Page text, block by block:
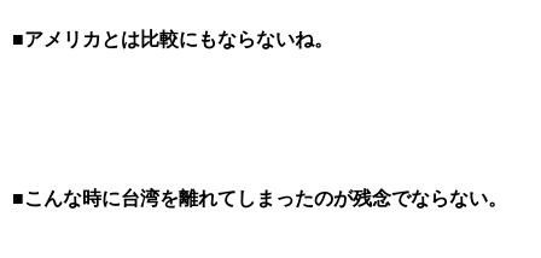
■アメリカとは比較にもならないね。
■こんな時に台湾を離れてしまったのが残念でならない。